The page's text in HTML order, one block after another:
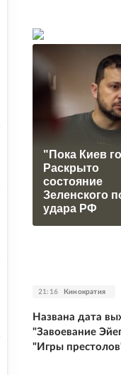
"Пока Киев
Раскрыто
состояние
Зеленского
удара РФ
21:16 Кинократия
Названа дата
"Завоевание
"Игры